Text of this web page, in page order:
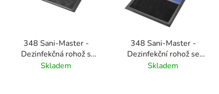
348 Sani-Master -
Dezinfekčná rohož s
vysúšacou vstupnou
Skladem
348 Sani-Master -
Dezinfekční rohož se
sušicí zónou -
Skladem